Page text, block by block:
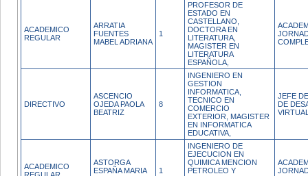
ACADEMICO
REGULAR
ARRATIA
FUENTES
MABEL ADRIANA
1
PROFESOR DE
ESTADO EN
CASTELLANO,
DOCTORA EN
LITERATURA,
MAGISTER EN
LITERATURA
ESPAÑOLA,
DIRECTIVO
ASCENCIO
OJEDA PAOLA
BEATRIZ
8
INGENIERO EN
GESTION
INFORMATICA,
TECNICO EN
COMERCIO
EXTERIOR, MAGISTER
EN INFORMATICA
EDUCATIVA,
JEFE
DE
ACADEMICO
ASTORGA
ESPAÑA MARIA
1
INGENIERO DE
EJECUCION EN
QUIMICA MENCION
PETROLEO Y